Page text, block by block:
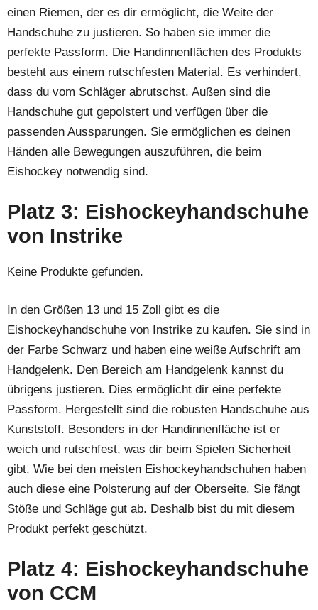
einen Riemen, der es dir ermöglicht, die Weite der
Handschuhe zu justieren. So haben sie immer die
perfekte Passform. Die Handinnenflächen des Produkts
besteht aus einem rutschfesten Material. Es verhindert,
dass du vom Schläger abrutschst. Außen sind die
Handschuhe gut gepolstert und verfügen über die
passenden Aussparungen. Sie ermöglichen es deinen
Händen alle Bewegungen auszuführen, die beim
Eishockey notwendig sind.
Platz 3: Eishockeyhandschuhe
von Instrike
Keine Produkte gefunden.
In den Größen 13 und 15 Zoll gibt es die
Eishockeyhandschuhe von Instrike zu kaufen. Sie sind in
der Farbe Schwarz und haben eine weiße Aufschrift am
Handgelenk. Den Bereich am Handgelenk kannst du
übrigens justieren. Dies ermöglicht dir eine perfekte
Passform. Hergestellt sind die robusten Handschuhe aus
Kunststoff. Besonders in der Handinnenfläche ist er
weich und rutschfest, was dir beim Spielen Sicherheit
gibt. Wie bei den meisten Eishockeyhandschuhen haben
auch diese eine Polsterung auf der Oberseite. Sie fängt
Stöße und Schläge gut ab. Deshalb bist du mit diesem
Produkt perfekt geschützt.
Platz 4: Eishockeyhandschuhe
von CCM